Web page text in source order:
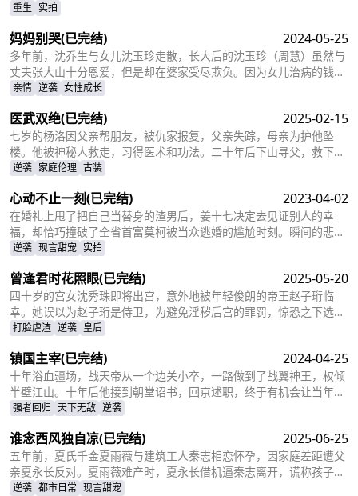
重生 实拍
妈妈别哭(已完结) 2024-05-25
多年前，沈乔生与女儿沈玉珍走散，长大后的沈玉珍（周慧）虽然与
丈夫张大山十分恩爱，但是却在婆家受尽欺负。因为女儿治病的钱被
婆婆抢走，丈夫为了赚快钱意外“死亡”，周慧肚子里的二胎也因为婆
女儿，却不想自己的婆婆和小叔子一家正在谋算着将丈夫的高额抚恤
金据为己有，而此时的沈乔生也匆匆赶到......
亲情 逆袭 女性成长
医武双绝(已完结) 2025-02-15
七岁的杨洛因父亲帮朋友，被仇家报复，父亲失踪，母亲为护他坠
楼。他被神秘人救走，习得医术和功法。二十年后下山寻父，救下被
跟踪的苏轻眉和她小姨，又因柳家女儿当日结婚退了婚约，被苏轻眉
踪与裴家有关，裴家背靠京都五大豪门。为找父亲，他提升实力，婚
后与苏轻眉一同前往京都。
逆袭 家庭伦理 古装
心动不止一刻(已完结) 2023-04-02
在婚礼上甩了把自己当替身的渣男后，姜十七决定去见证别人的幸
福，却恰巧撞破了全省首富莫柯被当众逃婚的尴尬时刻。瞬间的悲愤
交加，让姜十七鼓起勇气见义勇为，上台演着戏嫁给了莫柯。但姜十
现，不仅捣乱了莫柯的计划，还让她闯进了莫柯的心里。事后，莫柯
购买了姜十七所在的公司，成了空降的老板，开始了自己的茫茫追妻
之旅……
逆袭 现言甜宠 实拍
曾逢君时花照眼(已完结) 2025-05-20
四十岁的宫女沈秀珠即将出宫，意外地被年轻俊朗的帝王赵子珩临
幸。她误以为赵子珩是侍卫，为避免淫秽后宫的罪罚，惊恐之下选择
了逃离。六年后，沈秀珠携龙凤胎现身宫廷百子宴，却被亲族羞辱和
贵，成为人人敬仰的皇后，狠狠打了那些人的脸！
打脸虐渣 逆袭 皇后
镇国主宰(已完结) 2024-04-25
十年浴血疆场，战天帝从一个边关小卒，一路做到了战翼神王，权倾
半壁江山。十年后他接到朝堂诏书，回京述职，终于有机会让当年害
自己母亲的仇人为之付出代价
强者回归 天下无敌 逆袭
谁念西风独自凉(已完结) 2025-06-25
五年前，夏氏千金夏雨薇与建筑工人秦志相恋怀孕，因家庭差距遭父
亲夏永长反对。夏雨薇难产时，夏永长借机逼秦志离开，谎称孩子夭
折，实则把孩子小蝶交给秦志。秦志工地事故后失智，父女拾荒为
逆袭 都市日常 现言甜宠